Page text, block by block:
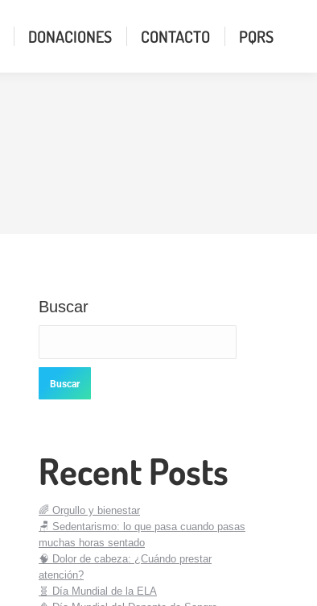
DONACIONES CONTACTO PQRS
Buscar
Buscar
Recent Posts
🌈 Orgullo y bienestar
🪑 Sedentarismo: lo que pasa cuando pasas
muchas horas sentado
🧠 Dolor de cabeza: ¿Cuándo prestar
atención?
🧬 Día Mundial de la ELA